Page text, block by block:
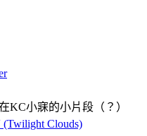
小寐的小片段（？）
Clouds)